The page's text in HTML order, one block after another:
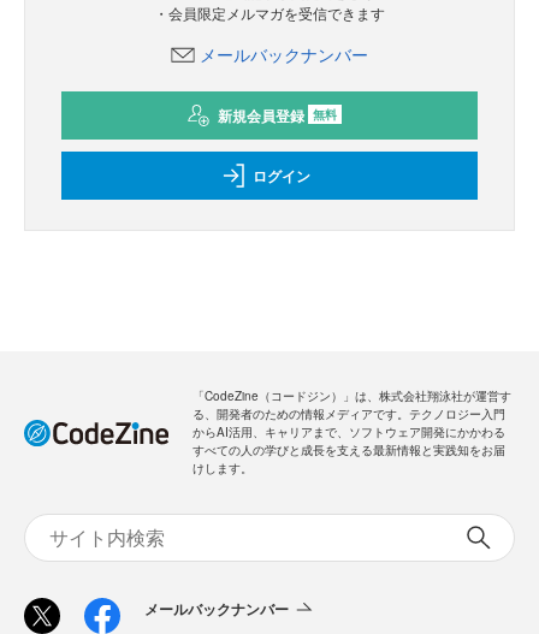
・会員限定メルマガを受信できます
メールバックナンバー
新規会員登録 無料
ログイン
「CodeZine（コードジン）」は、株式会社翔泳社が運営す
る、開発者のための情報メディアです。テクノロジー入門
からAI活用、キャリアまで、ソフトウェア開発にかかわる
すべての人の学びと成長を支える最新情報と実践知をお届
けします。
メールバックナンバー